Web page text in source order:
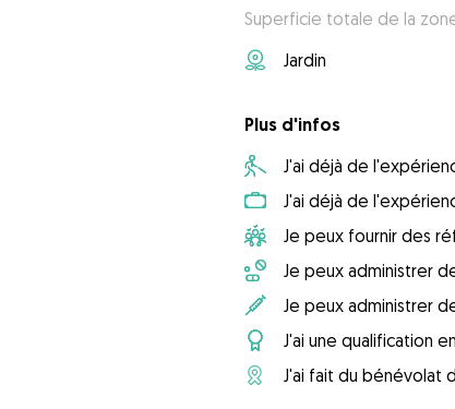
Superficie totale de la
Jardin
Plus d'infos
J'ai déjà de
J'ai déjà de
Je peux fournir des
Je peux administrer
Je peux administrer
J'ai une qualification
J'ai fait du bénévolat